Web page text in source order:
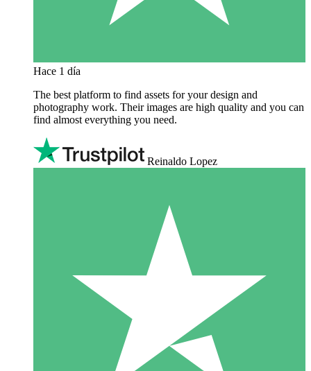
Hace 1 día
The best platform to find assets for your design and
photography work. Their images are high quality and you can
find almost everything you need.
Reinaldo Lopez